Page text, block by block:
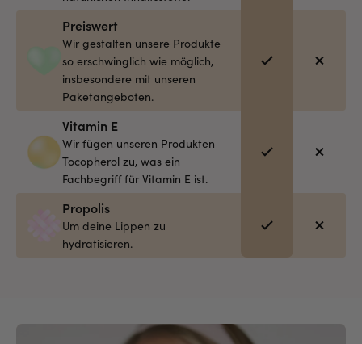
Preiswert
Wir gestalten unsere Produkte
so erschwinglich wie möglich,
insbesondere mit unseren
Paketangeboten.
Vitamin E
Wir fügen unseren Produkten
Tocopherol zu, was ein
Fachbegriff für Vitamin E ist.
Propolis
Um deine Lippen zu
hydratisieren.